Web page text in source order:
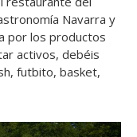
Navarra y
por los productos
activos, debéis
futbito, basket,